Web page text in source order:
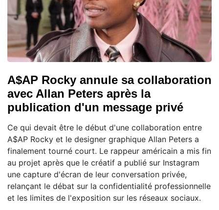
A$AP Rocky annule sa collaboration
avec Allan Peters après la
publication d'un message privé
Ce qui devait être le début d'une collaboration entre
A$AP Rocky et le designer graphique Allan Peters a
finalement tourné court. Le rappeur américain a mis fin
au projet après que le créatif a publié sur Instagram
une capture d'écran de leur conversation privée,
relançant le débat sur la confidentialité professionnelle
et les limites de l'exposition sur les réseaux sociaux.